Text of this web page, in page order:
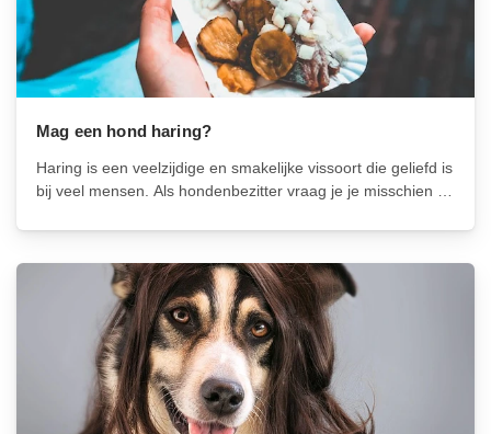
Mag een hond haring?
Haring is een veelzijdige en smakelijke vissoort die geliefd is
bij veel mensen. Als hondenbezitter vraag je je misschien af
tussendoortje. In dit artikel zullen we de...